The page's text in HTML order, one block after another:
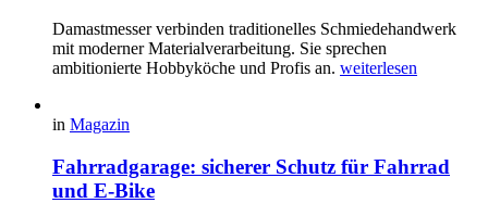
Damastmesser verbinden traditionelles Schmiedehandwerk
mit moderner Materialverarbeitung. Sie sprechen
ambitionierte Hobbyköche und Profis an. weiterlesen
in Magazin
Fahrradgarage: sicherer Schutz für Fahrrad
und E-Bike